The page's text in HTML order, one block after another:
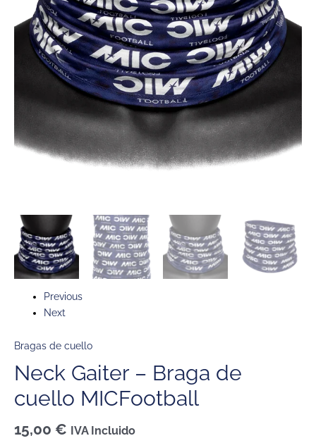
Previous
Next
Bragas de cuello
Neck Gaiter – Braga de
cuello MICFootball
15,00 € IVA Incluido